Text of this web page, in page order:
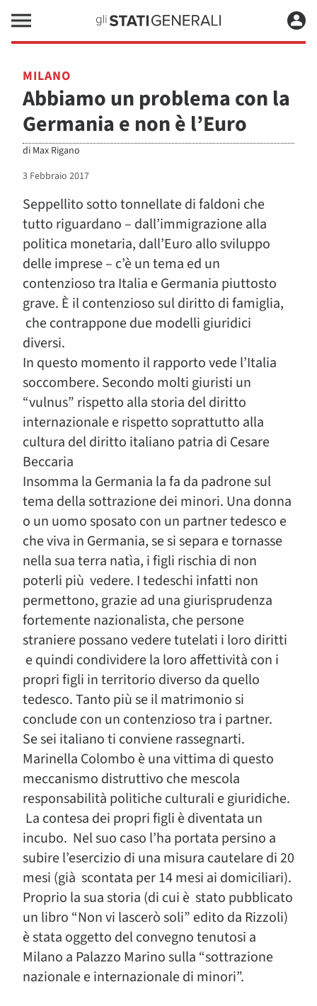
MILANO
Abbiamo un problema con la
Germania e non è l’Euro
di Max Rigano
3 Febbraio 2017
Seppellito sotto tonnellate di faldoni che
tutto riguardano – dall’immigrazione alla
politica monetaria, dall’Euro allo sviluppo
delle imprese – c’è un tema ed un
contenzioso tra Italia e Germania piuttosto
grave. È il contenzioso sul diritto di famiglia,
che contrappone due modelli giuridici
diversi.
In questo momento il rapporto vede l’Italia
soccombere. Secondo molti giuristi un
“vulnus” rispetto alla storia del diritto
internazionale e rispetto soprattutto alla
cultura del diritto italiano patria di Cesare
Beccaria
Insomma la Germania la fa da padrone sul
tema della sottrazione dei minori. Una donna
o un uomo sposato con un partner tedesco e
che viva in Germania, se si separa e tornasse
nella sua terra natìa, i figli rischia di non
poterli più vedere. I tedeschi infatti non
permettono, grazie ad una giurisprudenza
fortemente nazionalista, che persone
straniere possano vedere tutelati i loro diritti
e quindi condividere la loro affettività con i
propri figli in territorio diverso da quello
tedesco. Tanto più se il matrimonio si
conclude con un contenzioso tra i partner.
Se sei italiano ti conviene rassegnarti.
Marinella Colombo è una vittima di questo
meccanismo distruttivo che mescola
responsabilità politiche culturali e giuridiche.
La contesa dei propri figli è diventata un
incubo. Nel suo caso l’ha portata persino a
subire l’esercizio di una misura cautelare di 20
mesi (già scontata per 14 mesi ai domiciliari).
Proprio la sua storia (di cui è stato pubblicato
un libro “Non vi lascerò soli” edito da Rizzoli)
è stata oggetto del convegno tenutosi a
Milano a Palazzo Marino sulla “sottrazione
nazionale e internazionale di minori”.